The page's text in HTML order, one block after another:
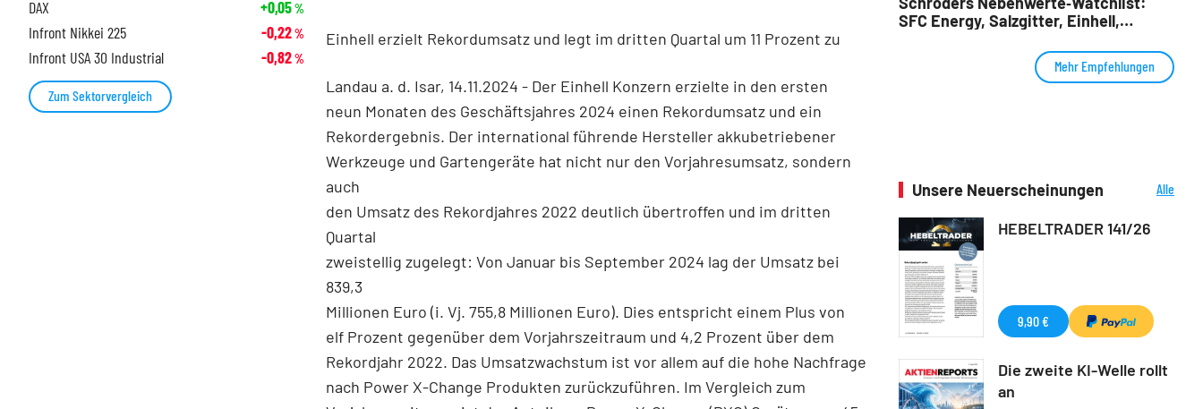
Einhell erzielt Rekordumsatz und legt im dritten Quartal um 11 Prozent zu
Landau a. d. Isar, 14.11.2024 - Der Einhell Konzern erzielte in den ersten
neun Monaten des Geschäftsjahres 2024 einen Rekordumsatz und ein
Rekordergebnis. Der international führende Hersteller akkubetriebener
Werkzeuge und Gartengeräte hat nicht nur den Vorjahresumsatz, sondern
auch
den Umsatz des Rekordjahres 2022 deutlich übertroffen und im dritten
Quartal
zweistellig zugelegt: Von Januar bis September 2024 lag der Umsatz bei
839,3
Millionen Euro (i. Vj. 755,8 Millionen Euro). Dies entspricht einem Plus von
elf Prozent gegenüber dem Vorjahrszeitraum und 4,2 Prozent über dem
Rekordjahr 2022. Das Umsatzwachstum ist vor allem auf die hohe Nachfrage
nach Power X-Change Produkten zurückzuführen. Im Vergleich zum
DAX +0,05%
Infront Nikkei 225 -0,22%
Infront USA 30 Industrial -0,82%
Zum Sektorvergleich
SFC Energy, Salzgitter, Einhell,
Mehr Empfehlungen
Unsere Neuerscheinungen
Alle
HEBELTRADER 141/26
9,90 €
Die zweite KI-Welle rollt
an